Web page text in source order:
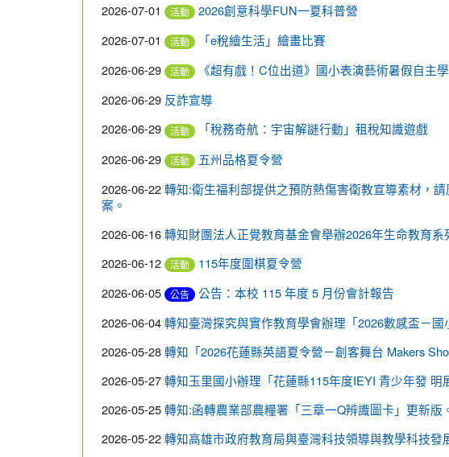
2026-07-01
活動
2026創意科學FUN一夏科普營
2026-07-01
活動
「e稅繪生活」繪畫比賽
2026-06-29
活動
《超有戲！C位出道》國小表演藝術暑假自主
2026-06-29 反詐宣導
2026-06-29
活動
「稅務奇航：宇宙解謎行動」租稅知識遊戲
2026-06-29
活動
五州品格夏令營
2026-06-22轉知:衛生福利部提供之預防熱傷害衛教宣導素材，
案。
2026-06-16轉知財團法人正覺教育基金會舉辦2026年生命教育
2026-06-12
活動
115年度圍棋夏令營
2026-06-05
公告
公告：本校 115 年度 5 月份會計報告
2026-06-04轉知臺灣探究與實作教育學會辦理「2026數感盃－
2026-05-28轉知「2026花蓮縣英語夏令營－創客舞台 Makers
2026-05-27轉知玉里國小辦理「花蓮縣115年度IEYI 青少年發
2026-05-25轉知:函轉農業部農糧署「三章一Q辨識圖卡」更新版
2026-05-22轉知高雄市政府教育局與臺灣科技領導與教學科技發